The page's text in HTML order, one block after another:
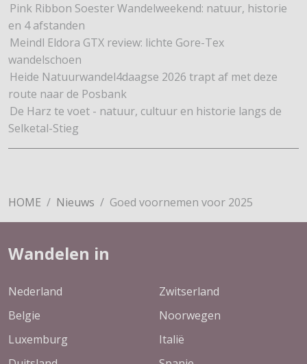
Pink Ribbon Soester Wandelweekend: natuur, historie
en 4 afstanden
Meindl Eldora GTX review: lichte Gore-Tex
wandelschoen
Heide Natuurwandel4daagse 2026 trapt af met deze
route naar de Posbank
De Harz te voet - natuur, cultuur en historie langs de
Selketal-Stieg
HOME Nieuws Goed voornemen voor 2025
Wandelen in
Nederland
Belgie
Luxemburg
Zwitserland
Noorwegen
Italië